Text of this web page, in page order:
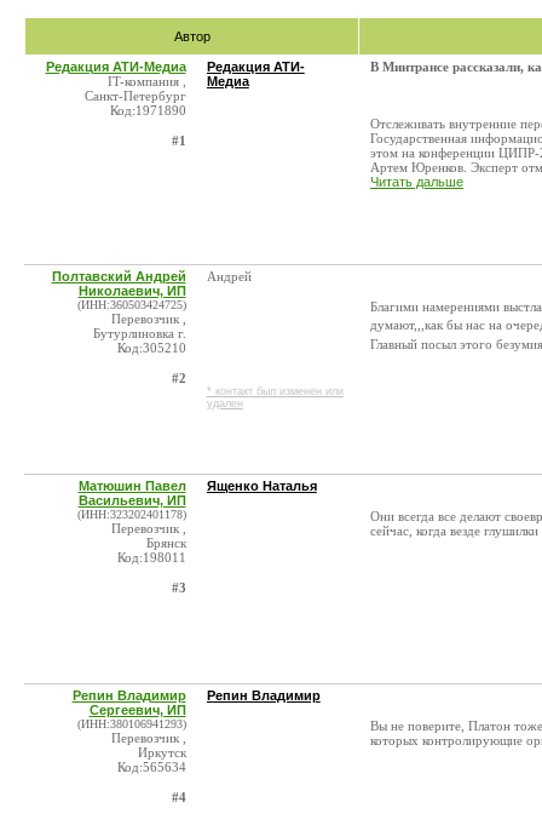
Автор
Редакция АТИ-Медиа
IT-компания ,
Санкт-Петербург
Код:1971890
#1
Редакция АТИ-
Медиа
В Минтрансе рассказали,
Отслеживать внутренние
Государственная
этом на конференции ЦИПР-
Артем Юренков. Эксперт
Читать дальше
Полтавский Андрей
Николаевич, ИП
(ИНН:360503424725)
Перевозчик ,
Бутурлиновка г.
Код:305210
#2
Андрей
* контакт был изменен или
удален
Благими намерениями
думают,,,как бы нас на
Главный посыл этого
Матюшин Павел
Васильевич, ИП
(ИНН:323202401178)
Перевозчик ,
Брянск
Код:198011
#3
Ященко Наталья
Они всегда все делают
сейчас, когда везде
Репин Владимир
Сергеевич, ИП
(ИНН:380106941293)
Перевозчик ,
Иркутск
Код:565634
#4
Репин Владимир
Вы не поверите, Платон
которых контролирующие